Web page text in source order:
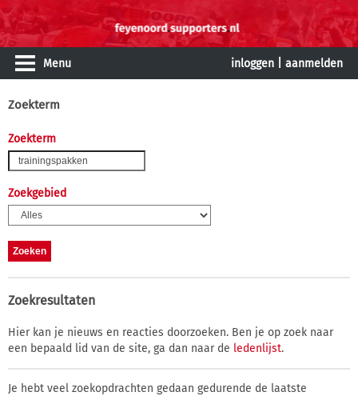
Menu inloggen aanmelden
Zoekterm
Zoekterm
Zoekgebied
Zoekresultaten
Hier kan je nieuws en reacties doorzoeken. Ben je op zoek naar
een bepaald lid van de site, ga dan naar de ledenlijst.
Je hebt veel zoekopdrachten gedaan gedurende de laatste